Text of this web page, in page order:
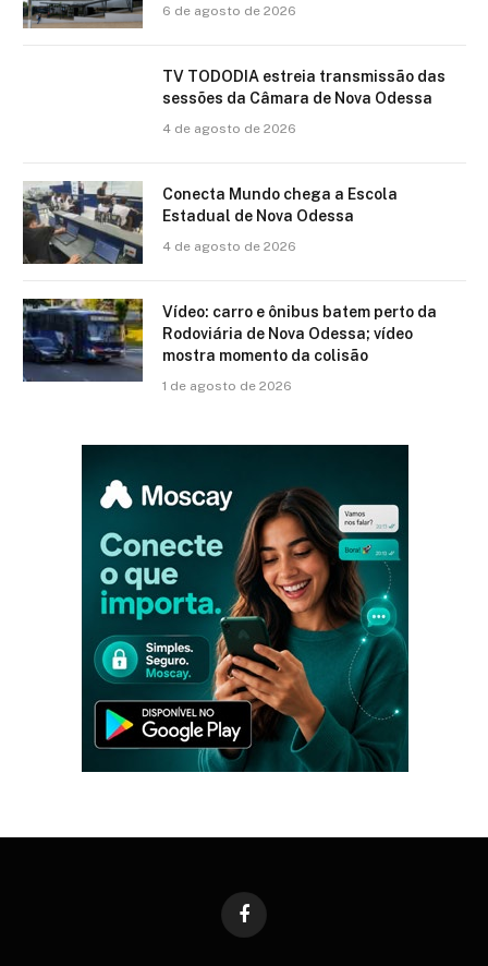
6 de agosto de 2026
TV TODODIA estreia transmissão das
sessões da Câmara de Nova Odessa
4 de agosto de 2026
Conecta Mundo chega a Escola
Estadual de Nova Odessa
4 de agosto de 2026
Vídeo: carro e ônibus batem perto da
Rodoviária de Nova Odessa; vídeo
mostra momento da colisão
1 de agosto de 2026
Facebook